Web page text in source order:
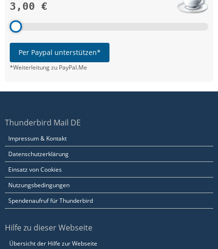
3,00 €
Per Paypal unterstützen*
*Weiterleitung zu PayPal.Me
Thunderbird Mail DE
Impressum & Kontakt
Datenschutzerklärung
Einsatz von Cookies
Nutzungsbedingungen
Spendenaufruf für Thunderbird
Hilfe zu dieser Webseite
Übersicht der Hilfe zur Webseite